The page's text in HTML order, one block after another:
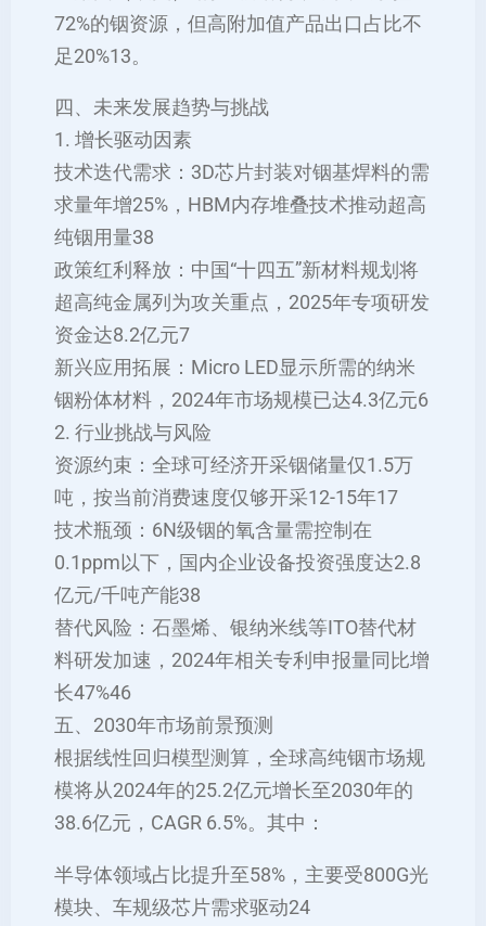
72%的铟资源，但高附加值产品出口占比不
足20%‌13。
四、未来发展趋势与挑战
1. 增长驱动因素
‌技术迭代需求‌：3D芯片封装对铟基焊料的需
求量年增25%，HBM内存堆叠技术推动超高
纯铟用量‌38
‌政策红利释放‌：中国“十四五”新材料规划将
超高纯金属列为攻关重点，2025年专项研发
资金达8.2亿元‌7
‌新兴应用拓展‌：Micro LED显示所需的纳米
铟粉体材料，2024年市场规模已达4.3亿元‌6
2. 行业挑战与风险
‌资源约束‌：全球可经济开采铟储量仅1.5万
吨，按当前消费速度仅够开采12-15年‌17
‌技术瓶颈‌：6N级铟的氧含量需控制在
0.1ppm以下，国内企业设备投资强度达2.8
亿元/千吨产能‌38
‌替代风险‌：石墨烯、银纳米线等ITO替代材
料研发加速，2024年相关专利申报量同比增
长47%‌46
五、2030年市场前景预测
根据线性回归模型测算，全球高纯铟市场规
模将从2024年的25.2亿元增长至2030年的
38.6亿元，CAGR 6.5%。其中：
‌半导体领域‌占比提升至58%，主要受800G光
模块、车规级芯片需求驱动‌24